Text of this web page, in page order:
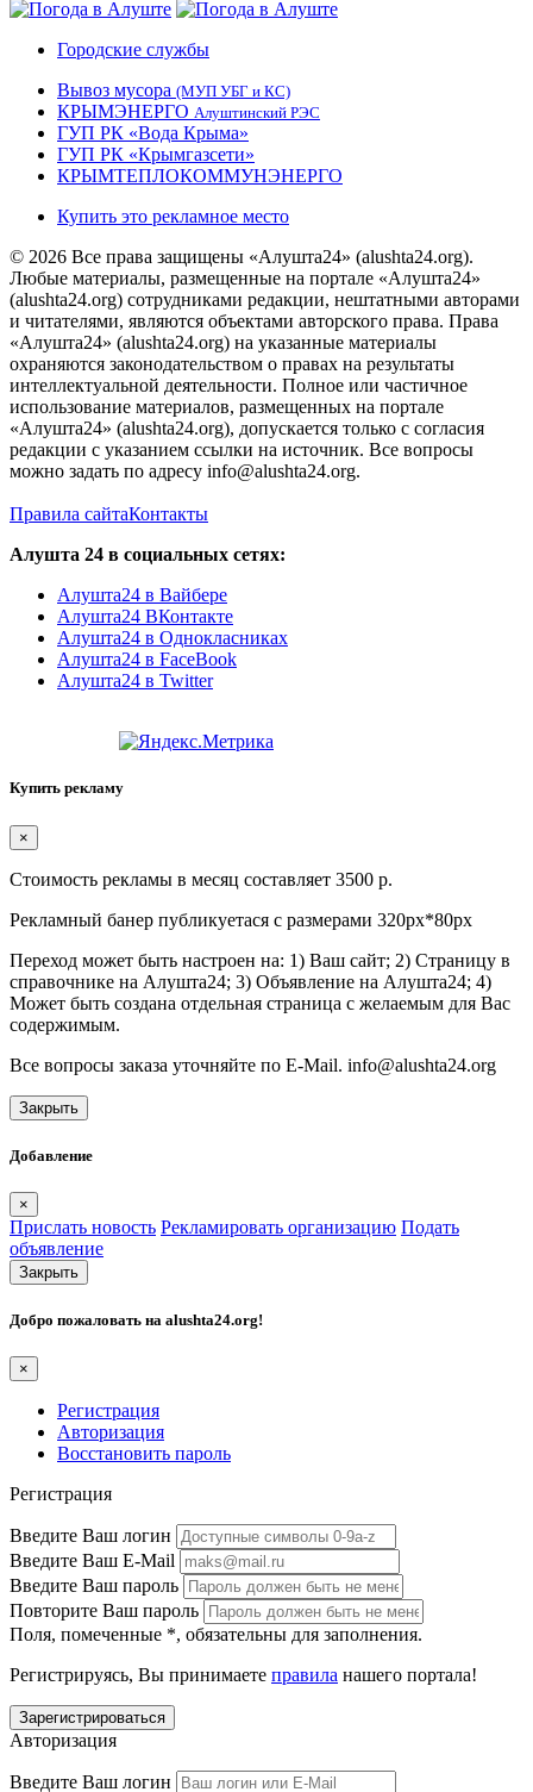
Городские службы
Вывоз мусора (МУП УБГ и КС)
КРЫМЭНЕРГО Алуштинский РЭС
ГУП РК «Вода Крыма»
ГУП РК «Крымгазсети»
КРЫМТЕПЛОКОММУНЭНЕРГО
Купить это рекламное место
© 2026 Все права защищены «Алушта24» (alushta24.org).
Любые материалы, размещенные на портале «Алушта24»
(alushta24.org) сотрудниками редакции, нештатными авторами
и читателями, являются объектами авторского права. Права
«Алушта24» (alushta24.org) на указанные материалы
охраняются законодательством о правах на результаты
интеллектуальной деятельности. Полное или частичное
использование материалов, размещенных на портале
«Алушта24» (alushta24.org), допускается только с согласия
редакции с указанием ссылки на источник. Все вопросы
можно задать по адресу info@alushta24.org.
Правила сайтаКонтакты
Алушта 24 в социальных сетях:
Алушта24 в Вайбере
Алушта24 ВКонтакте
Алушта24 в Однокласниках
Алушта24 в FaceBook
Алушта24 в Twitter
Купить рекламу
×
Стоимость рекламы в месяц составляет 3500 р.
Рекламный банер публикуетася с размерами 320px*80px
Переход может быть настроен на: 1) Ваш сайт; 2) Страницу в
справочнике на Алушта24; 3) Объявление на Алушта24; 4)
Может быть создана отдельная страница с желаемым для Вас
содержимым.
Все вопросы заказа уточняйте по E-Mail. info@alushta24.org
Закрыть
Добавление
×
Прислать новость Рекламировать организацию Подать
объявление
Закрыть
Добро пожаловать на alushta24.org!
×
Регистрация
Авторизация
Восстановить пароль
Регистрация
Введите Ваш логин
Введите Ваш E-Mail
Введите Ваш пароль
Повторите Ваш пароль
Поля, помеченные *, обязательны для заполнения.
Регистрируясь, Вы принимаете правила нашего портала!
Авторизация
Введите Ваш логин